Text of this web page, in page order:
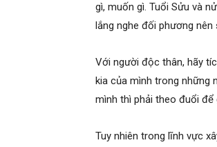
gì, muốn gì. Tuổi Sửu và
lắng nghe đối phương
Với người độc thân, hãy
kia của mình trong những
mình thì phải theo đuổi để
Tuy nhiên trong lĩnh vực